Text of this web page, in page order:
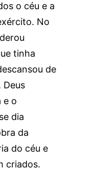
o céu e a
No
tinha
de
Deus
e o
dia
da
do céu e
criados.